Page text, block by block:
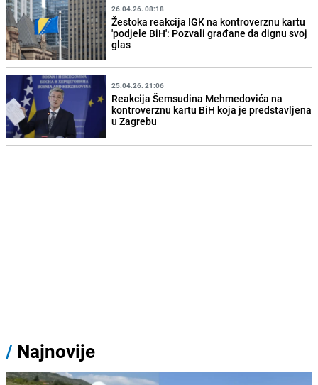
26.04.26. 08:18
Žestoka reakcija IGK na kontroverznu kartu
'podjele BiH': Pozvali građane da dignu svoj
glas
25.04.26. 21:06
Reakcija Šemsudina Mehmedovića na
kontroverznu kartu BiH koja je predstavljena
u Zagrebu
/ Najnovije